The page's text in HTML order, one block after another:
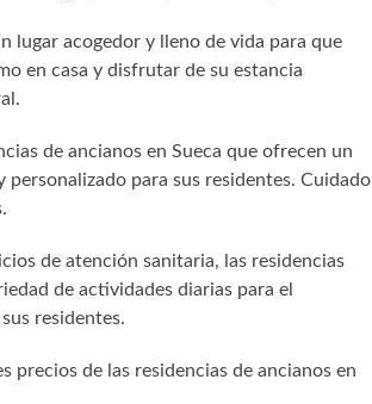
lugar acogedor y lleno de vida para que
en casa y disfrutar de su estancia
de ancianos en Sueca que ofrecen un
personalizado para sus residentes. Cuidado
de atención sanitaria, las residencias
de actividades diarias para el
residentes.
precios de las residencias de ancianos en